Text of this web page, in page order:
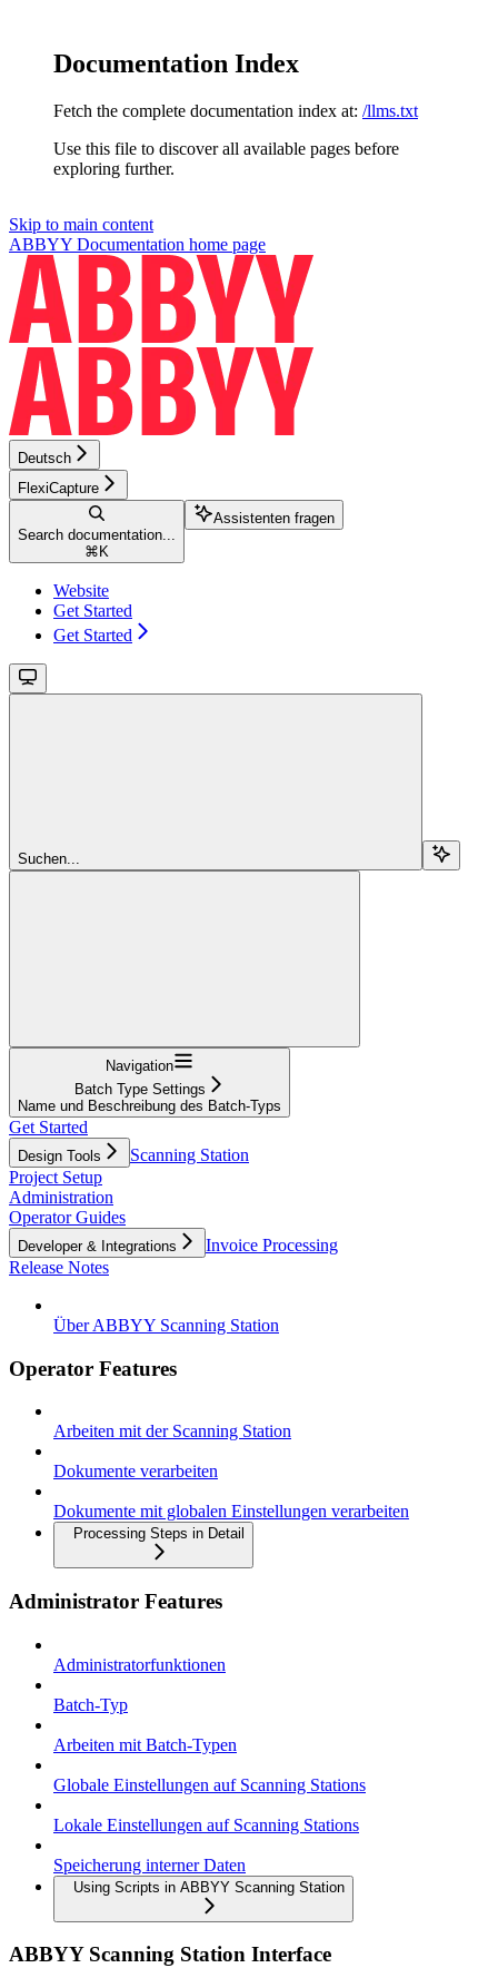
Documentation Index
Fetch the complete documentation index at: /llms.txt
Use this file to discover all available pages before
exploring further.
Skip to main content
ABBYY Documentation home page
Deutsch
FlexiCapture
Search documentation...
⌘ K
Assistenten fragen
Website
Get Started
Get Started
Suchen...
Navigation
Batch Type Settings
Name und Beschreibung des Batch-Typs
Get Started
Design Tools
Scanning Station
Project Setup
Administration
Operator Guides
Developer & Integrations
Invoice Processing
Release Notes
Über ABBYY Scanning Station
Operator Features
Arbeiten mit der Scanning Station
Dokumente verarbeiten
Dokumente mit globalen Einstellungen verarbeiten
Processing Steps in Detail
Administrator Features
Administratorfunktionen
Batch-Typ
Arbeiten mit Batch-Typen
Globale Einstellungen auf Scanning Stations
Lokale Einstellungen auf Scanning Stations
Speicherung interner Daten
Using Scripts in ABBYY Scanning Station
ABBYY Scanning Station Interface